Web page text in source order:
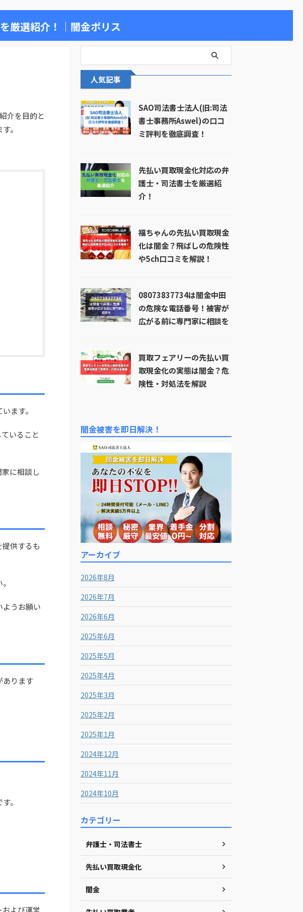
厳選紹介！｜闇金ポリス
介を目的と
。
ます。
いること
に相談し
供するも
ようお願い
あります
。
よび運営
人気記事
SAO司法書士法人(旧:司法
書士事務所Aswel)の口コ
ミ評判を徹底調査！
先払い買取現金化対応の弁
護士・司法書士を厳選紹
介！
福ちゃんの先払い買取現金
化は闇金？飛ばしの危険性
や5ch口コミを解説！
08073837734は闇金中田
の危険な電話番号！被害が
広がる前に専門家に相談を
買取フェアリーの先払い買
取現金化の実態は闇金？危
険性・対処法を解説
闇金被害を即日解決！
アーカイブ
2026年8月
2026年7月
2026年6月
2025年6月
2025年5月
2025年4月
2025年3月
2025年2月
2025年1月
2024年12月
2024年11月
2024年10月
カテゴリー
弁護士・司法書士
先払い買取現金化
闇金